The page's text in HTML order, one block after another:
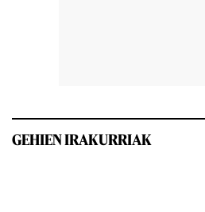
GEHIEN IRAKURRIAK